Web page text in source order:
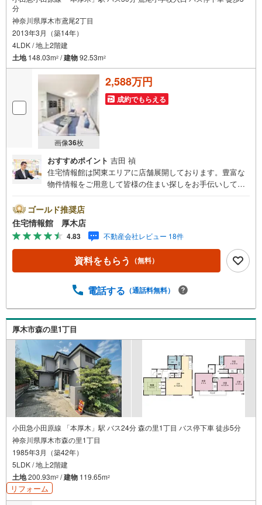
分
神奈川県厚木市鳶尾2丁目
2013年3月（築14年）
4LDK / 地上2階建
土地148.03m2 /建物92.53m2
画像36枚
2,588万円
成約でもらえる
おすすめポイント 吉田 禎
住宅情報館は関東エリアに店舗展開しております。豊富な
物件情報をご用意して皆様の住まい探しをお手伝いしてお
さい。【営業時間 10:00～19:00 火曜・水曜（祝日の場
合は営業いたします）】「資料請求」「内覧」のお問い合
わせは上記時間内ですとスムーズにご対応が可能です。ス
タッフ一同お客様のお問合せをお待ちしております。【住
宅ローン相談会】開催中無理のない住宅ローンの試算やご
購入の際にかかる諸費用の概算も行っております。しっか
気軽にご相談ください。お客様第一主義をモット-にお引越
実に努めさせて頂きます。住宅情報館にお越し頂けたら、
物件のご紹介だけではなく、お住まいの疑問、不安、お家
の事ならなんでもご相談いただけます。お客様の要望をお
伺いしながら誠心誠意、全力でサポートさせて頂きます。
お客様一人一人に合わせたライフプランのご提案をさせて
いただきます。お気軽にご相談ください。
ゴールド推奨店
住宅情報館 厚木店
4.83 不動産会社レビュー 18件
資料をもらう （無料）
電話する （通話料無料）
厚木市森の里1丁目
小田急小田原線 「本厚木」駅 バス24分 森の里1丁目 バス停下車 徒歩5分
神奈川県厚木市森の里1丁目
1985年3月（築42年）
5LDK / 地上2階建
土地200.93m2 /建物 119.65m2
リフォーム